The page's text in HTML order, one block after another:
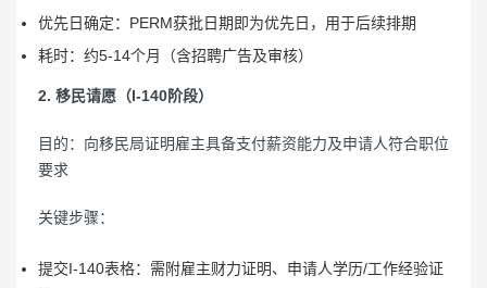
优先日确定：PERM获批日期即为优先日，用于后续排期
耗时：约5-14个月（含招聘广告及审核）
2. 移民请愿（I-140阶段）
目的：向移民局证明雇主具备支付薪资能力及申请人符合职位
要求
关键步骤：
提交I-140表格：需附雇主财力证明、申请人学历/工作经验证